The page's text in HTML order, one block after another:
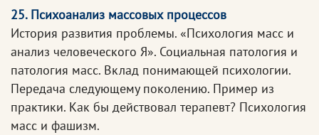
25. Психоанализ массовых процессов
История развития проблемы. «Психология масс и
анализ человеческого Я». Социальная патология и
патология масс. Вклад понимающей психологии.
Передача следующему поколению. Пример из
практики. Как бы действовал терапевт? Психология
масс и фашизм.